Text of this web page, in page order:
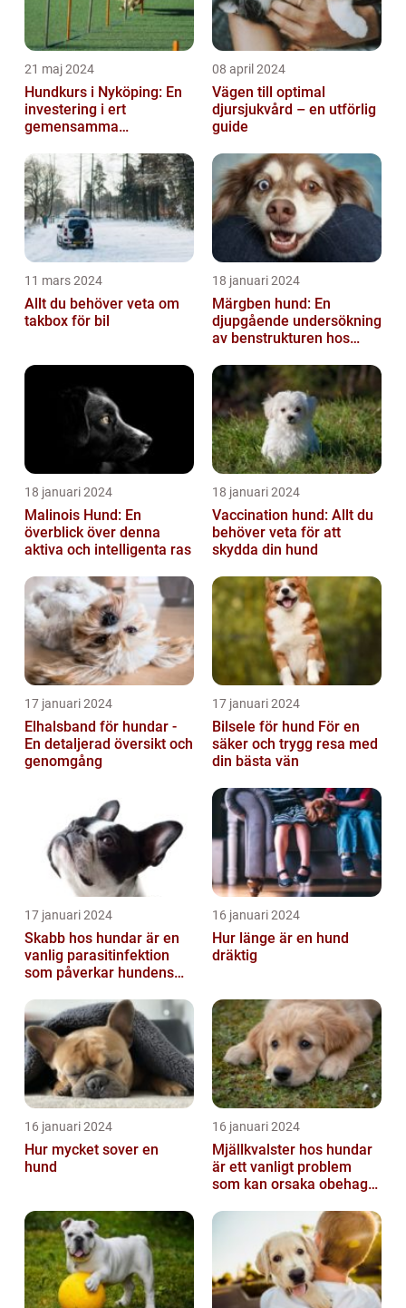
21 maj 2024
Hundkurs i Nyköping: En
investering i ert
gemensamma
08 april 2024
Vägen till optimal
djursjukvård – en utförlig
guide
11 mars 2024
Allt du behöver veta om
takbox för bil
18 januari 2024
Märgben hund: En
djupgående undersökning
av benstrukturen hos
18 januari 2024
Malinois Hund: En
överblick över denna
aktiva och intelligenta ras
18 januari 2024
Vaccination hund: Allt du
behöver veta för att
skydda din hund
17 januari 2024
Elhalsband för hundar -
En detaljerad översikt och
genomgång
17 januari 2024
Bilsele för hund För en
säker och trygg resa med
din bästa vän
17 januari 2024
Skabb hos hundar är en
vanlig parasitinfektion
som påverkar hundens
16 januari 2024
Hur länge är en hund
dräktig
16 januari 2024
Hur mycket sover en
hund
16 januari 2024
Mjällkvalster hos hundar
är ett vanligt problem
som kan orsaka obehag
hunden...